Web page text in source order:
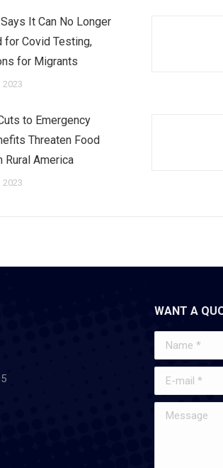
It Can No Longer
for Covid Testing,
for Migrants
2023
to Emergency
Threaten Food
Rural America
2023
WANT A
Name *
E-mail *
Message